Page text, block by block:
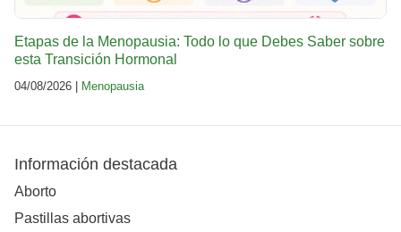
Etapas de la Menopausia: Todo lo que Debes Saber sobre
esta Transición Hormonal
04/08/2026 | Menopausia
Información destacada
Aborto
Pastillas abortivas